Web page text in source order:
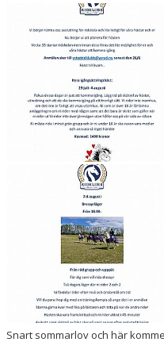
HÄSTAR
KALENDER
Snart sommarlov och här